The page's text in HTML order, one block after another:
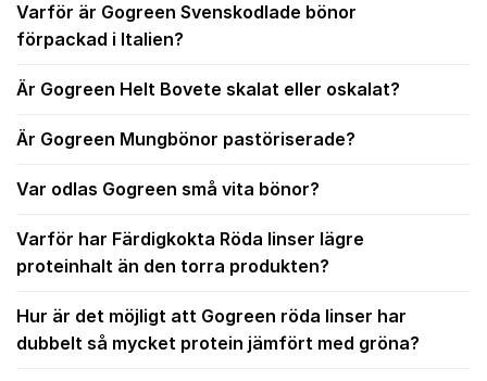
Varför är Gogreen Svenskodlade bönor
förpackad i Italien?
Är Gogreen Helt Bovete skalat eller oskalat?
Är Gogreen Mungbönor pastöriserade?
Var odlas Gogreen små vita bönor?
Varför har Färdigkokta Röda linser lägre
proteinhalt än den torra produkten?
Hur är det möjligt att Gogreen röda linser har
dubbelt så mycket protein jämfört med gröna?